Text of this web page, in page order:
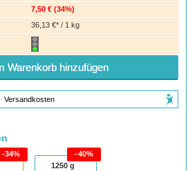
7,50 € (34%)
36,13 €* / 1 kg
Warenkorb hinzufügen
Versandkosten
34%
1250 g
40%